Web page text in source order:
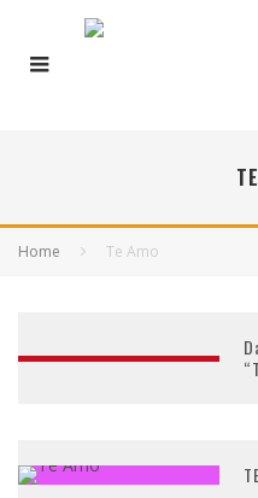
Home Te Amo